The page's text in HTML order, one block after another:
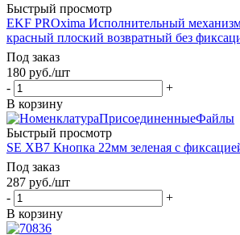
Быстрый просмотр
EKF PROxima Исполнительный
красный плоский возвратный без
Под заказ
180 руб./шт
-
+
В корзину
Быстрый просмотр
SE XB7 Кнопка 22мм зеленая с
Под заказ
287 руб./шт
-
+
В корзину